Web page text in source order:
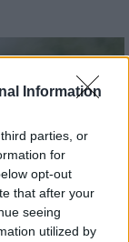
Information
parties, or
for
opt-out
that after your
seeing
utilized by